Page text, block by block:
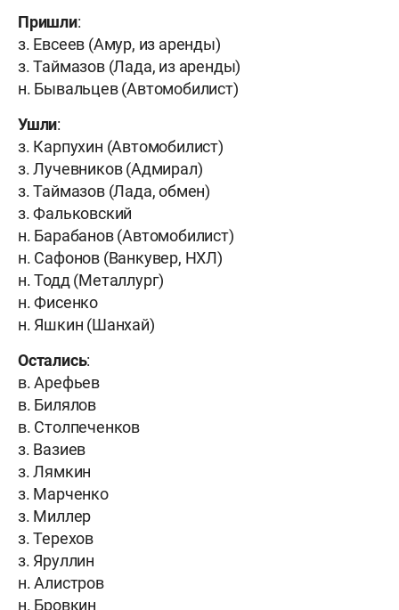
Пришли:
з. Евсеев (Амур, из аренды)
з. Таймазов (Лада, из аренды)
н. Бывальцев (Автомобилист)
Ушли:
з. Карпухин (Автомобилист)
з. Лучевников (Адмирал)
з. Таймазов (Лада, обмен)
з. Фальковский
н. Барабанов (Автомобилист)
н. Сафонов (Ванкувер, НХЛ)
н. Тодд (Металлург)
н. Фисенко
н. Яшкин (Шанхай)
Остались:
в. Арефьев
в. Билялов
в. Столпеченков
з. Вазиев
з. Лямкин
з. Марченко
з. Миллер
з. Терехов
з. Яруллин
н. Алистров
н. Бровкин